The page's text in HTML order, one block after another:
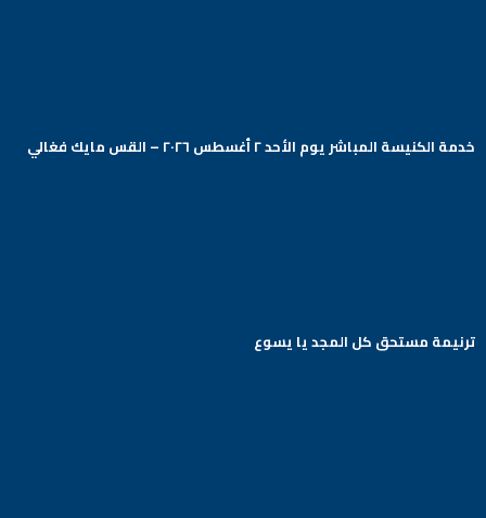
خدمة الكنيسة المباشر يوم الأحد ٢ أغسطس ٢٠٢٦ – القس مايك فغالي
ترنيمة مستحق كل المجد يا يسوع